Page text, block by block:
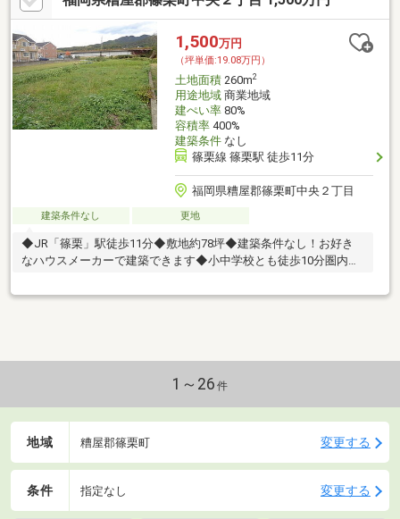
1,500万円
（坪単価:19.08万円）
土地面積260m2
用途地域商業地域
建ぺい率80%
容積率400%
建築条件なし
篠栗線 篠栗駅 徒歩11分
福岡県糟屋郡篠栗町中央２丁目
建築条件なし 更地
◆JR「篠栗」駅徒歩11分◆敷地約78坪◆建築条件なし！お好き
なハウスメーカーで建築できます◆小中学校とも徒歩10分圏内で
1～26 件
地域 糟屋郡篠栗町 変更する
条件 指定なし 変更する